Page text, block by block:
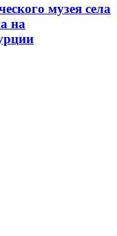
музея села
на